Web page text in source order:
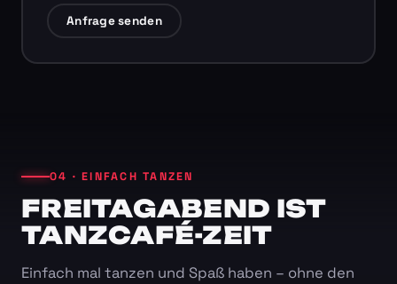
Anfrage senden
04 · EINFACH TANZEN
FREITAGABEND IST
TANZCAFÉ-ZEIT
Einfach mal tanzen und Spaß haben – ohne den